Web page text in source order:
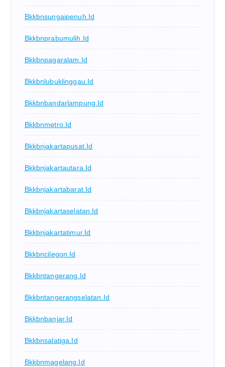
Bkkbnsungaipenuh.id
Bkkbnprabumulih.id
Bkkbnpagaralam.id
Bkkbnlubuklinggau.id
Bkkbnbandarlampung.id
Bkkbnmetro.id
Bkkbnjakartapusat.id
Bkkbnjakartautara.id
Bkkbnjakartabarat.id
Bkkbnjakartaselatan.id
Bkkbnjakartatimur.id
Bkkbncilegon.id
Bkkbntangerang.id
Bkkbntangerangselatan.id
Bkkbnbanjar.id
Bkkbnsalatiga.id
Bkkbnmagelang.id